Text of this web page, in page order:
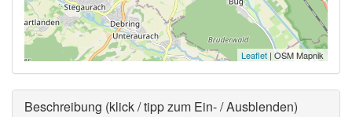
Leaflet | OSM Mapnik
Ausblenden
Beschreibung (klick / tipp zum Ein- / Ausblenden)